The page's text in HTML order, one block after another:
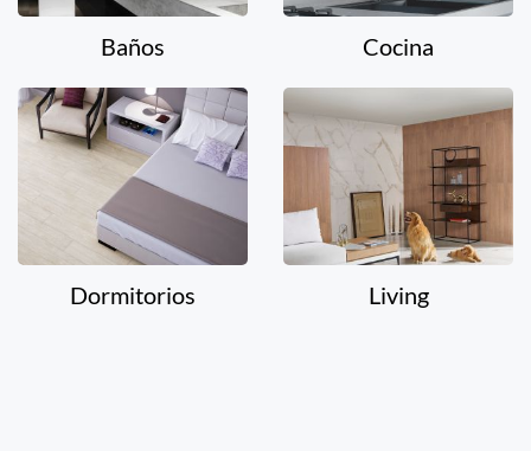
Baños Cocina
Dormitorios Living